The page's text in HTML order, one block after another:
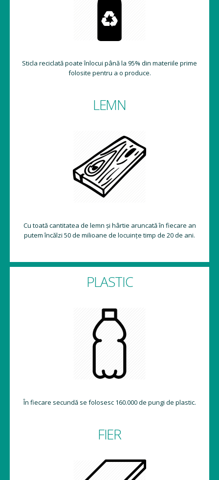
Sticla reciclată poate înlocui până la 95% din materiile prime
folosite pentru a o produce.
LEMN
Cu toată cantitatea de lemn și hârtie aruncată în fiecare an
putem încălzi 50 de milioane de locuințe timp de 20 de ani.
PLASTIC
În fiecare secundă se folosesc 160.000 de pungi de plastic.
FIER